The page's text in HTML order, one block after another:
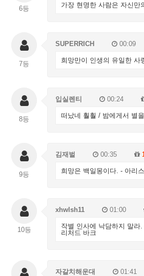
6등 가장 현명한 사람은 자신만
7등
SUPERRICH 00:09
희망만이 인생의 유일한 사
8등
입실렌티 00:24
떠났네 훨훨 / 밤에게서 별
9등
김재벌 00:35
희망은 백일몽이다. - 아리
10등
xhwlsh11 01:00
작별 인사에 낙담하지 말
리처드 바크
자갈치해운대 01:41